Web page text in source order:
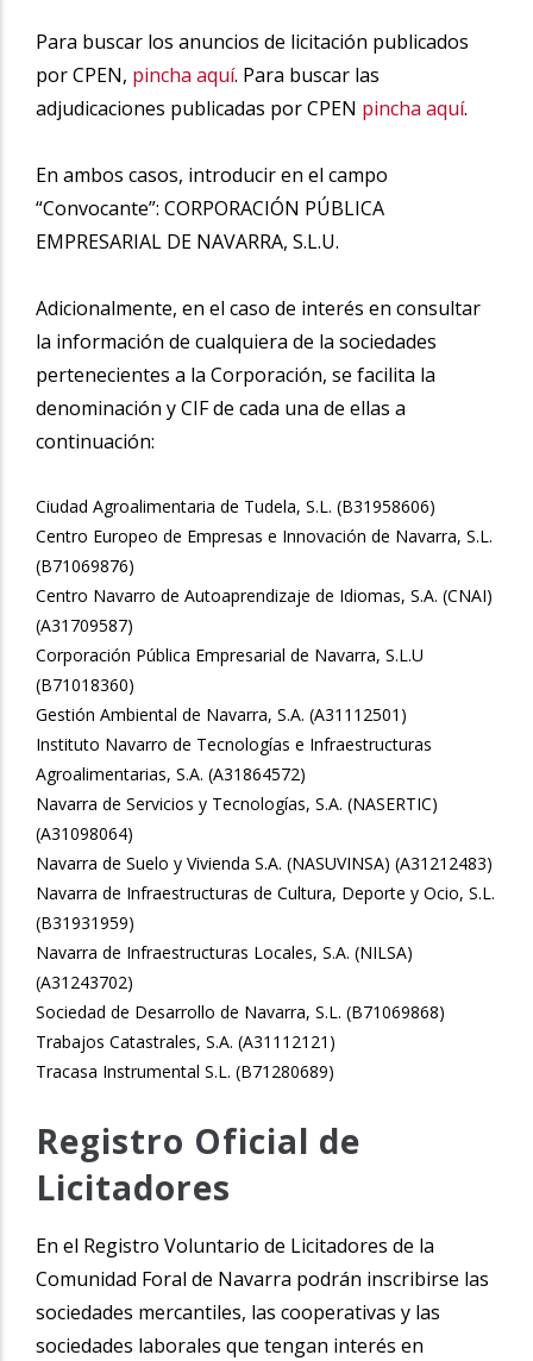
Para buscar los anuncios de licitación publicados
por CPEN, pincha aquí. Para buscar las
adjudicaciones publicadas por CPEN pincha aquí.
En ambos casos, introducir en el campo
“Convocante”: CORPORACIÓN PÚBLICA
EMPRESARIAL DE NAVARRA, S.L.U.
Adicionalmente, en el caso de interés en consultar
la información de cualquiera de la sociedades
pertenecientes a la Corporación, se facilita la
denominación y CIF de cada una de ellas a
continuación:
Ciudad Agroalimentaria de Tudela, S.L. (B31958606)
Centro Europeo de Empresas e Innovación de Navarra, S.L.
(B71069876)
Centro Navarro de Autoaprendizaje de Idiomas, S.A. (CNAI)
(A31709587)
Corporación Pública Empresarial de Navarra, S.L.U
(B71018360)
Gestión Ambiental de Navarra, S.A. (A31112501)
Instituto Navarro de Tecnologías e Infraestructuras
Agroalimentarias, S.A. (A31864572)
Navarra de Servicios y Tecnologías, S.A. (NASERTIC)
(A31098064)
Navarra de Suelo y Vivienda S.A. (NASUVINSA) (A31212483)
Navarra de Infraestructuras de Cultura, Deporte y Ocio, S.L.
(B31931959)
Navarra de Infraestructuras Locales, S.A. (NILSA)
(A31243702)
Sociedad de Desarrollo de Navarra, S.L. (B71069868)
Trabajos Catastrales, S.A. (A31112121)
Tracasa Instrumental S.L. (B71280689)
Registro Oficial de
Licitadores
En el Registro Voluntario de Licitadores de la
Comunidad Foral de Navarra podrán inscribirse las
sociedades mercantiles, las cooperativas y las
sociedades laborales que tengan interés en